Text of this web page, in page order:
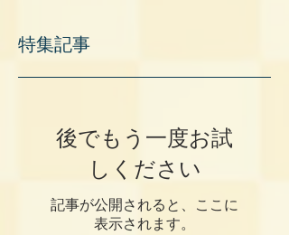
特集記事
後でもう一度お試
しください
記事が公開されると、ここに
表示されます。